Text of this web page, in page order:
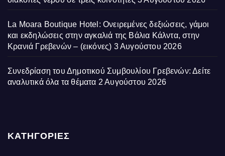
La Moara Boutique Hotel: Ονειρεμένες δεξιώσεις, γάμοι
και εκδηλώσεις στην αγκαλιά της Βάλια Κάλντα, στην
Κρανιά Γρεβενών – (εικόνες) 3 Αυγούστου 2026
Συνεδρίαση του Δημοτικού Συμβουλίου Γρεβενών: Δείτε
αναλυτικά όλα τα θέματα 2 Αυγούστου 2026
ΚΑΤΗΓΟΡΙΕΣ